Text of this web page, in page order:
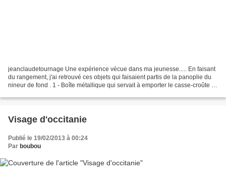
jeanclaudetournage Une expérience vécue dans ma jeunesse..... En faisant
du rangement, j'ai retrouvé ces objets qui faisaient partis de la panoplie du
nineur de fond . 1 - Boîte métallique qui servait à emporter le casse-croûte "
Visage d'occitanie
Publié le 19/02/2013 à 00:24
Par boubou